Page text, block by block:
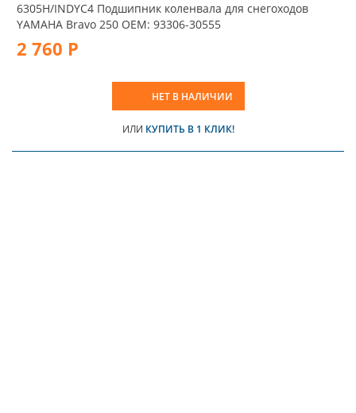
6305H/INDYC4 Подшипник коленвала для снегоходов
YAMAHA Bravo 250 OEM: 93306-30555
2 760 Р
НЕТ В НАЛИЧИИ
ИЛИ КУПИТЬ В 1 КЛИК!